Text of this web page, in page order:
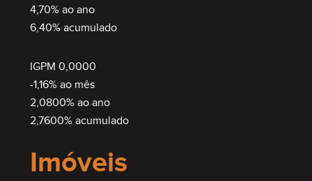
4,70% ao ano
6,40% acumulado
IGPM 0,0000
-1,16% ao mês
2,0800% ao ano
2,7600% acumulado
Imóveis